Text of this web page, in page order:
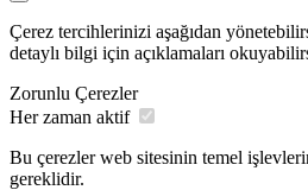
Çerez tercihlerinizi aşağıdan
detaylı bilgi için açıklamaları
Zorunlu Çerezler
Her zaman aktif
Bu çerezler web sitesinin temel
gereklidir.